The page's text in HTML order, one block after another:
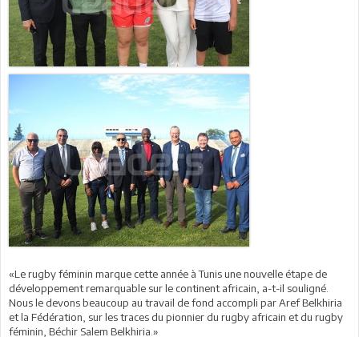
«Le rugby féminin marque cette année à Tunis une nouvelle étape de
développement remarquable sur le continent africain, a-t-il souligné.
Nous le devons beaucoup au travail de fond accompli par Aref Belkhiria
et la Fédération, sur les traces du pionnier du rugby africain et du rugby
féminin, Béchir Salem Belkhiria.»